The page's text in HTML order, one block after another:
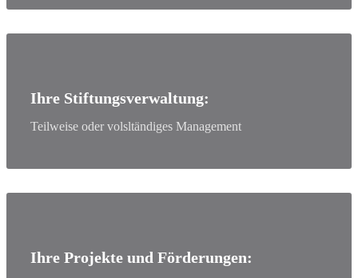
Ihre Stiftungsverwaltung:
Teilweise oder volsltändiges Management
Ihre Projekte und Förderungen: